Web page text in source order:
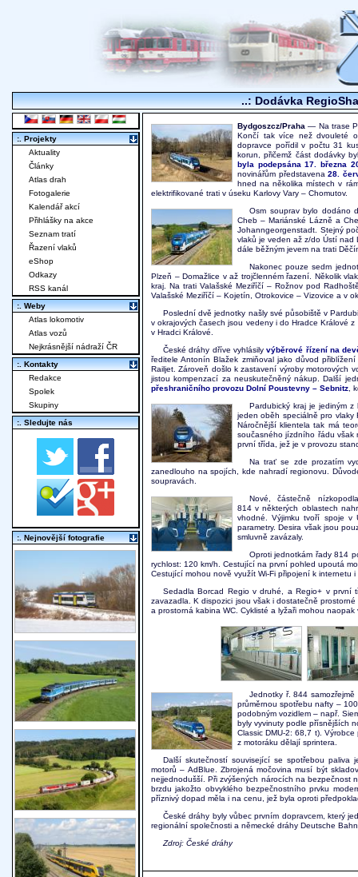
..: Dodávka
Bydgoszcz/Praha — Na trase
Končí tak více než dvouleté
dopravce pořídil v počtu 31
korun, přičemž část dodávky
byla podepsána 17. března
novinářům představena28.
hned na několika místech v
elektrifikované trati v úseku Karlovy Vary – Chomutov.
Osm souprav bylo dodáno
Cheb – Mariánské Lázně a
Johanngeorgenstadt. Stejný
vlaků je veden až z/do Ústí nad
dále běžným jevem na trati
Nakonec pouze sedm
Plzeň – Domažlice v až trojčlenném řazení. Několik
kraj. Na trati Valašské Meziříčí – Rožnov pod
Valašské Meziříčí – Kojetín, Otrokovice – Vizovice a v
Poslední dvě jednotky našly své působiště v
v okrajových časech jsou vedeny i do Hradce Králové
v Hradci Králové.
České dráhy dříve vyhlásilyvýběrové řízení na
ředitele Antonín Blažek zmiňoval jako důvod
Railjet. Zároveň došlo k zastavení výroby motorových
jistou kompenzací za neuskutečněný nákup. Další
přeshraničního provozu Dolní Poustevny – Sebnitz,
Pardubický kraj je jediným
jeden oběh speciálně pro
Náročnější klientela tak má
současného jízdního řádu však
první třída, jež je v provozu
Na trať se zde prozatím
zanedlouho na spojích, kde nahradí regionovu.
soupravách.
Nové, částečně
814 v některých oblastech
vhodné. Výjimku tvoří spoje v
parametry. Desira však jsou
smluvně zavázaly.
Oproti jednotkám řady 814
rychlost: 120 km/h. Cestující na první pohled upoutá
Cestující mohou nově využít Wi-Fi připojení k internetu
Sedadla Borcad Regio v druhé, a Regio+ v první
zavazadla. K dispozici jsou však i dostatečně
a prostorná kabina WC. Cyklisté a lyžaři mohou
Jednotky ř. 844
průměrnou spotřebu nafty –
podobným vozidlem – např.
byly vyvinuty podle přísnějších
Classic DMU-2: 68,7 t).
z motoráku dělají sprintera.
Další skutečností související se spotřebou paliva
motorů – AdBlue. Zbrojená močovina musí být
nejjednodušší. Při zvýšených nárocích na bezpečnost
brzdu jakožto obvyklého bezpečnostního prvku
příznivý dopad měla i na cenu, jež byla oproti
České dráhy byly vůbec prvním dopravcem, který
regionální společnosti a německé dráhy Deutsche
Zdroj: České dráhy
:. Projekty
Aktuality
Články
Atlas drah
Fotogalerie
Kalendář akcí
Přihlášky na akce
Seznam tratí
Řazení vlaků
eShop
Odkazy
RSS kanál
:. Weby
Atlas lokomotiv
Atlas vozů
Nejkrásnější nádraží ČR
:. Kontakty
Redakce
Spolek
Skupiny
:. Sledujte nás
:. Nejnovější fotografie